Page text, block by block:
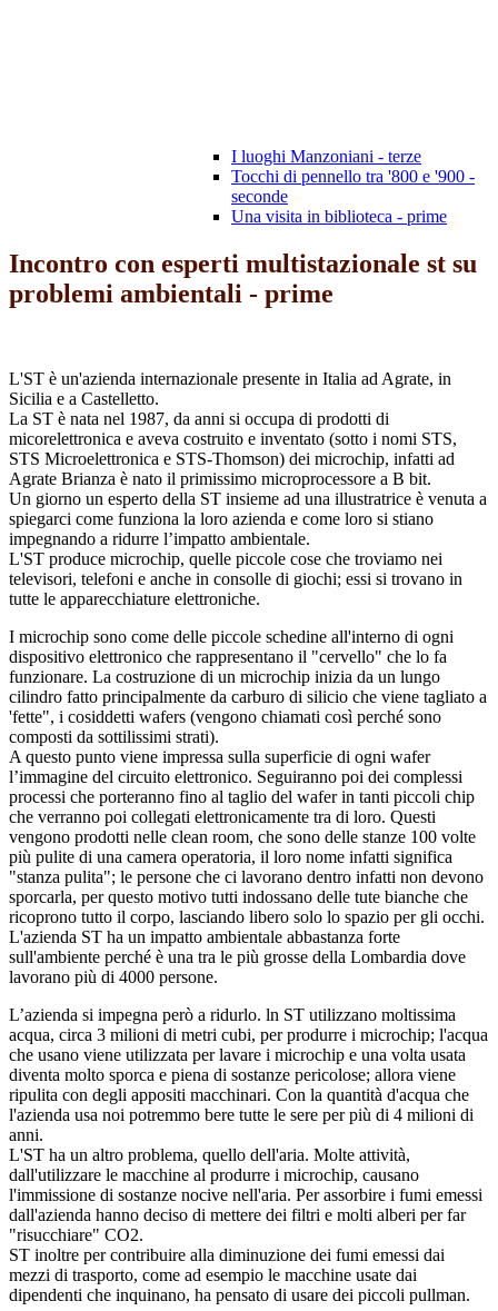
I luoghi Manzoniani - terze
Tocchi di pennello tra '800 e '900 -
seconde
Una visita in biblioteca - prime
Incontro con esperti multistazionale st su
problemi ambientali - prime
L'ST è un'azienda internazionale presente in Italia ad Agrate, in
Sicilia e a Castelletto.
La ST è nata nel 1987, da anni si occupa di prodotti di
micorelettronica e aveva costruito e inventato (sotto i nomi STS,
STS Microelettronica e STS-Thomson) dei microchip, infatti ad
Agrate Brianza è nato il primissimo microprocessore a B bit.
Un giorno un esperto della ST insieme ad una illustratrice è venuta a
spiegarci come funziona la loro azienda e come loro si stiano
impegnando a ridurre l’impatto ambientale.
L'ST produce microchip, quelle piccole cose che troviamo nei
televisori, telefoni e anche in consolle di giochi; essi si trovano in
tutte le apparecchiature elettroniche.
I microchip sono come delle piccole schedine all'interno di ogni
dispositivo elettronico che rappresentano il "cervello" che lo fa
funzionare. La costruzione di un microchip inizia da un lungo
cilindro fatto principalmente da carburo di silicio che viene tagliato a
'fette", i cosiddetti wafers (vengono chiamati così perché sono
composti da sottilissimi strati).
A questo punto viene impressa sulla superficie di ogni wafer
l’immagine del circuito elettronico. Seguiranno poi dei complessi
processi che porteranno fino al taglio del wafer in tanti piccoli chip
che verranno poi collegati elettronicamente tra di loro. Questi
vengono prodotti nelle clean room, che sono delle stanze 100 volte
più pulite di una camera operatoria, il loro nome infatti significa
"stanza pulita"; le persone che ci lavorano dentro infatti non devono
sporcarla, per questo motivo tutti indossano delle tute bianche che
ricoprono tutto il corpo, lasciando libero solo lo spazio per gli occhi.
L'azienda ST ha un impatto ambientale abbastanza forte
sull'ambiente perché è una tra le più grosse della Lombardia dove
lavorano più di 4000 persone.
L’azienda si impegna però a ridurlo. ln ST utilizzano moltissima
acqua, circa 3 milioni di metri cubi, per produrre i microchip; l'acqua
che usano viene utilizzata per lavare i microchip e una volta usata
diventa molto sporca e piena di sostanze pericolose; allora viene
ripulita con degli appositi macchinari. Con la quantità d'acqua che
l'azienda usa noi potremmo bere tutte le sere per più di 4 milioni di
anni.
L'ST ha un altro problema, quello dell'aria. Molte attività,
dall'utilizzare le macchine al produrre i microchip, causano
l'immissione di sostanze nocive nell'aria. Per assorbire i fumi emessi
dall'azienda hanno deciso di mettere dei filtri e molti alberi per far
"risucchiare" CO2.
ST inoltre per contribuire alla diminuzione dei fumi emessi dai
mezzi di trasporto, come ad esempio le macchine usate dai
dipendenti che inquinano, ha pensato di usare dei piccoli pullman.